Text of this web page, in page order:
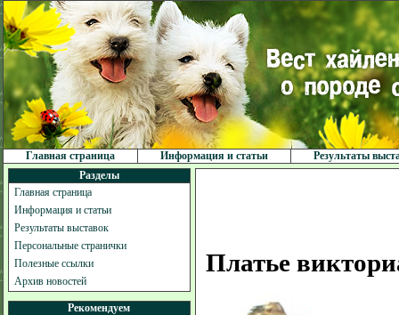
Главная страница Информация и статьи
Результаты
Разделы
Главная страница
Информация и статьи
Результаты выставок
Персональные странички
Полезные ссылки
Архив новостей
Рекомендуем
Платье